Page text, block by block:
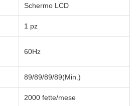
Schermo LCD
1 pz
60Hz
89/89/89/89(Min.)
2000 fette/mese